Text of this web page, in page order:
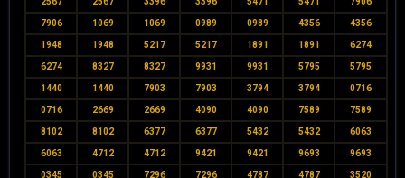
7906 1069 1069 0989 0989 4356 4356
1948 1948 5217 5217 1891 1891 6274
6274 8327 8327 9931 9931 5795 5795
1440 1440 7903 7903 3794 3794 0716
0716 2669 2669 4090 4090 7589 7589
8102 8102 6377 6377 5432 5432 6063
6063 4712 4712 9421 9421 9693 9693
0345 0345 7296 7296 4787 4787 3520